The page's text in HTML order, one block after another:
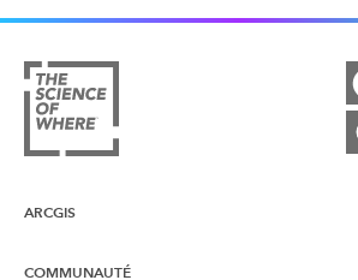
ARCGIS
COMMUNAUTÉ